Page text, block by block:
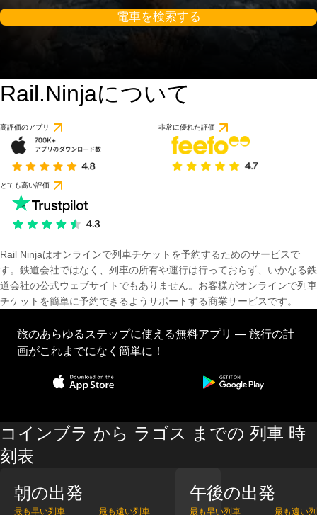
電車を検索する
Rail.Ninjaについて
高評価のアプリ 非常に優れた評価
とても高い評価
Rail Ninjaはオンラインで列車チケットを予約するためのサービスで
す。鉄道会社ではなく、列車の所有や運行は行っておらず、いかなる鉄
道会社の公式ウェブサイトでもありません。お客様がオンラインで列車
チケットを簡単に予約できるようサポートする商業サービスです。
旅のあらゆるステップに使える無料アプリ — 旅行の計
画がこれまでになく簡単に！
コインブラ から ラゴス までの 列車 時
刻表
朝の出発
最も早い列車 最も遠い列車
午後の出発
最も早い列車 最も遠い